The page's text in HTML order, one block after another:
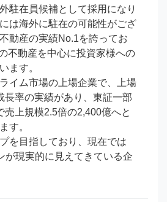
駐在員候補として採用になり
は海外に駐在の可能性がござ
動産の実績No.1を誇ってお
不動産を中心に投資家様への
ます。
イム市場の上場企業で、上場
長率の実績があり、東証一部
売上規模2.5倍の2,400億へと
す。
を目指しており、現在では
が現実的に見えてきている企